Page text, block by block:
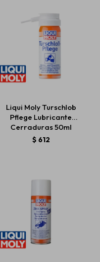
Liqui Moly Turschlob
Pflege Lubricante
Cerraduras 50ml
$ 612